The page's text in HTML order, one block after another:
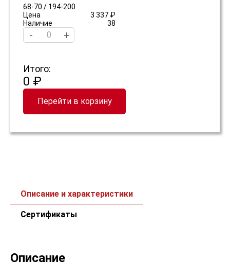
68-70 / 194-200
Цена
3 337 ₽
Наличие
38
- +
Итого:
0 ₽
Перейти в корзину
Описание и характеристики
Сертификаты
Описание